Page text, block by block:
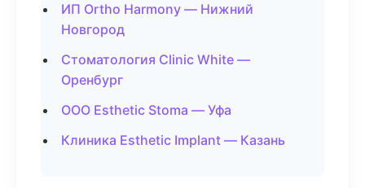
ИП Ortho Harmony — Нижний
Новгород
Стоматология Clinic White —
Оренбург
ООО Esthetic Stoma — Уфа
Клиника Esthetic Implant — Казань